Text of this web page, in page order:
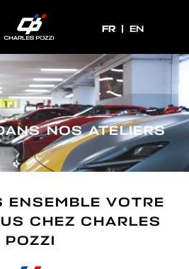
FR
FR EN
NOS ATELIERS
ENSEMBLE VOTRE
CHEZ CHARLES
POZZI